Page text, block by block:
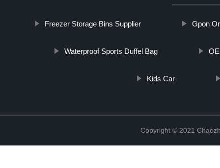
Freezer Storage Bins Supplier Gpon
Waterproof Sports Duffel Bag
Kids Car
Copyright © 2021